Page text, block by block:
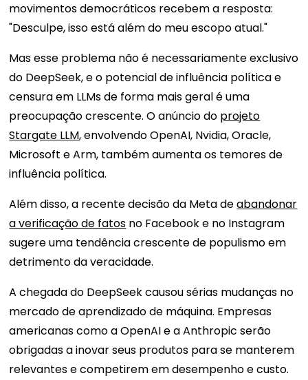
movimentos democráticos recebem a resposta:
"Desculpe, isso está além do meu escopo atual."
Mas esse problema não é necessariamente exclusivo
do DeepSeek, e o potencial de influência política e
censura em LLMs de forma mais geral é uma
preocupação crescente. O anúncio do projeto
Stargate LLM, envolvendo OpenAI, Nvidia, Oracle,
Microsoft e Arm, também aumenta os temores de
influência política.
Além disso, a recente decisão da Meta deabandonar
a verificação de fatos no Facebook e no Instagram
sugere uma tendência crescente de populismo em
detrimento da veracidade.
A chegada do DeepSeek causou sérias mudanças no
mercado de aprendizado de máquina. Empresas
americanas como a OpenAI e a Anthropic serão
obrigadas a inovar seus produtos para se manterem
relevantes e competirem em desempenho e custo.